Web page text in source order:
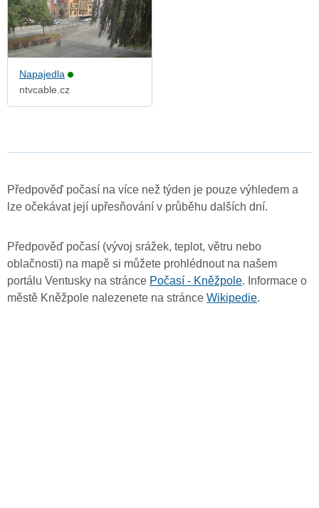
Napajedla
ntvcable.cz
Předpověď počasí na více než týden je pouze výhledem a
lze očekávat její upřesňování v průběhu dalších dní.
Předpověď počasí (vývoj srážek, teplot, větru nebo
oblačnosti) na mapě si můžete prohlédnout na našem
portálu Ventusky na stránce Počasí - Kněžpole. Informace o
městě Kněžpole nalezenete na stránce Wikipedie.